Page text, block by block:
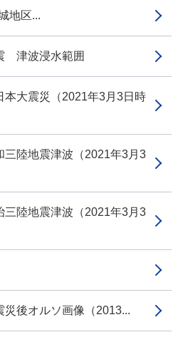
地区...
津波浸水範囲
本大震災（2021年3月3日時
三陸地震津波（2021年3月3
三陸地震津波（2021年3月3
後オルソ画像（2013...